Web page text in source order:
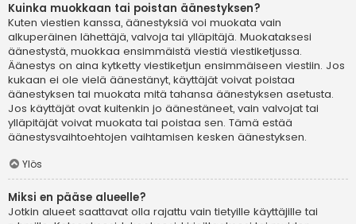
Kuinka muokkaan tai poistan äänestyksen?
Kuten viestien kanssa, äänestyksiä voi muokata vain
alkuperäinen lähettäjä, valvoja tai ylläpitäjä. Muokataksesi
äänestystä, muokkaa ensimmäistä viestiä viestiketjussa.
Äänestys on aina kytketty viestiketjun ensimmäiseen viestiin. Jos
kukaan ei ole vielä äänestänyt, käyttäjät voivat poistaa
äänestyksen tai muokata mitä tahansa äänestyksen asetusta.
Jos käyttäjät ovat kuitenkin jo äänestäneet, vain valvojat tai
ylläpitäjät voivat muokata tai poistaa sen. Tämä estää
äänestysvaihtoehtojen vaihtamisen kesken äänestyksen.
Ylös
Miksi en pääse alueelle?
Jotkin alueet saattavat olla rajattu vain tietyille käyttäjille tai